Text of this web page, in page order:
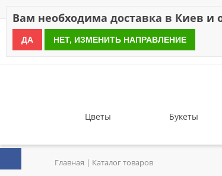
since 1999
Цветы Букеты
Главная Каталог товаров
Вам необходима доставка в Киев и
ДА НЕТ, ИЗМЕНИТЬ НАПРАВЛЕНИЕ